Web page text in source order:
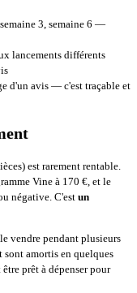
3, semaine 6 —
lancements différents
d'un avis — c'est traçable et
est rarement rentable.
Vine à 170 €, et le
négative. C'est un
vendre pendant plusieurs
sont amortis en quelques
prêt à dépenser pour